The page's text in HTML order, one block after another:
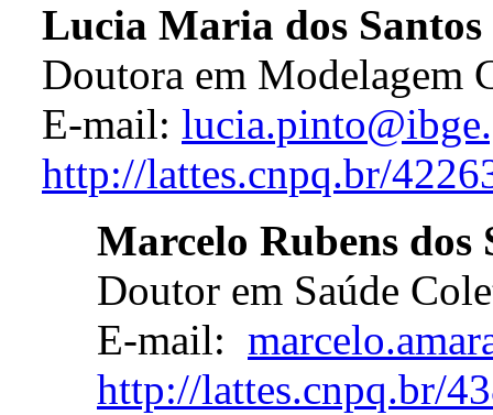
Lucia Maria dos
Doutora em Modelagem
E-mail:
http://lattes.cnpq.br/
Marcelo Rubens dos
Doutor em Saúde
E-mail:
http://lattes.cnpq.br/